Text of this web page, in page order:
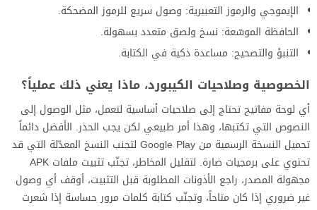
الإيموجي والرموز التعبيرية: وصول سريع للرموز المضحكة.
الحافظة الموسّعة: نسخ ولصق متعدد بسهولة.
التنبؤ والتصحيح: مساعدة ذكية في الكتابة.
الخصوصية وصلاحيات الكيبورد، ماذا يعني ذلك عملياً؟
أي لوحة مفاتيح تحتاج إلى صلاحيات أساسية لتعمل، مثل الوصول إلى
النصوص التي تكتبها، وهذا أمر طبيعي لكن يجب الحذر. الأفضل دائماً
تحميل النسخة الرسمية من Google Play لتجنب النسخ المعدّلة التي قد
تحتوي على برمجيات ضارة. لتقليل المخاطر، تجنّب تثبيت ملفات APK
مجهولة المصدر، راجع الأذونات المطلوبة قبل التثبيت، أوقف أي وصول
غير ضروري إذا كان متاحاً، وتجنّب كتابة كلمات مرور حساسة إذا شعرت